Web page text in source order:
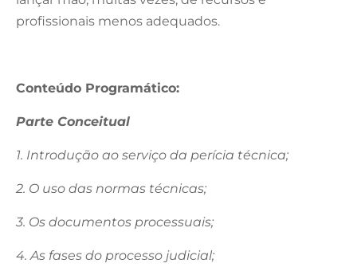
profissionais menos adequados.
Conteúdo Programático:
Parte Conceitual
1. Introdução ao serviço da perícia técnica;
2. O uso das normas técnicas;
3. Os documentos processuais;
4. As fases do processo judicial;